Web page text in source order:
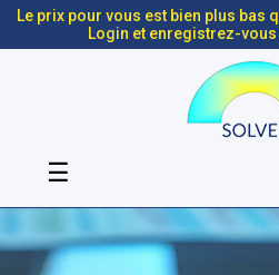
Le prix pour vous est bien plus bas
Login et enregistrez-
Basculer
navigation
☰